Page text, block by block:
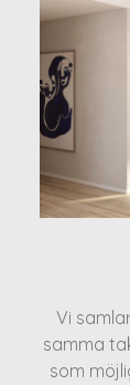
Vi
samma
som